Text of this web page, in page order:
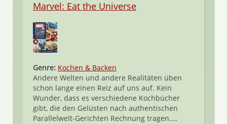
Marvel: Eat the Universe
Genre: Kochen & Backen
Andere Welten und andere Realitäten üben
schon lange einen Reiz auf uns auf. Kein
Wunder, dass es verschiedene Kochbücher
gibt, die den Gelüsten nach authentischen
Parallelwelt-Gerichten Rechnung tragen....